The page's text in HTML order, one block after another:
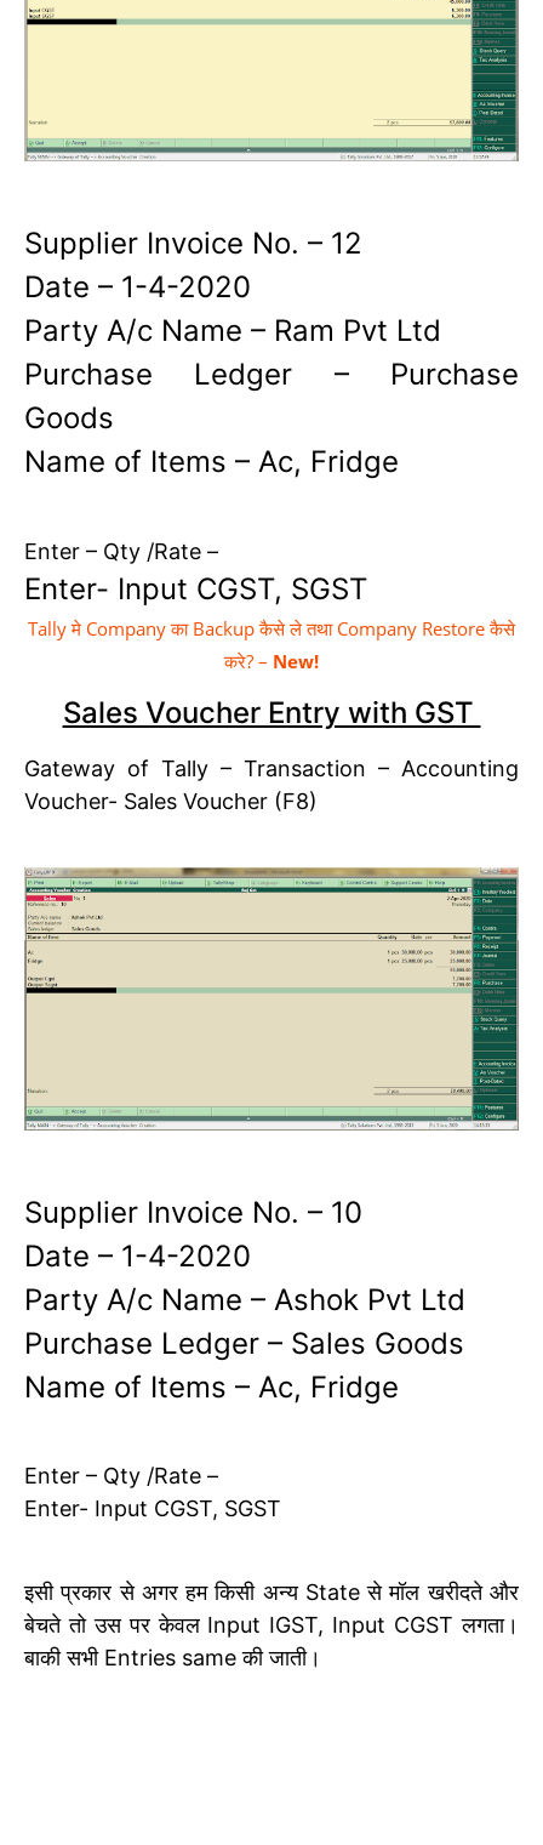
Supplier Invoice No. – 12
Date – 1-4-2020
Party A/c Name – Ram Pvt Ltd
Purchase Ledger – Purchase
Goods
Name of Items – Ac, Fridge
Enter – Qty /Rate –
Enter- Input CGST, SGST
Tally मे Company का Backup कैसे ले तथा Company Restore कैसे
करे? – New!
Sales Voucher Entry with GST
Gateway of Tally – Transaction – Accounting
Voucher- Sales Voucher (F8)
Supplier Invoice No. – 10
Date – 1-4-2020
Party A/c Name – Ashok Pvt Ltd
Purchase Ledger – Sales Goods
Name of Items – Ac, Fridge
Enter – Qty /Rate –
Enter- Input CGST, SGST
इसी प्रकार से अगर हम किसी अन्य State से मॉल खरीदते और
बेचते तो उस पर केवल Input IGST, Input CGST लगता।
बाकी सभी Entries same की जाती।